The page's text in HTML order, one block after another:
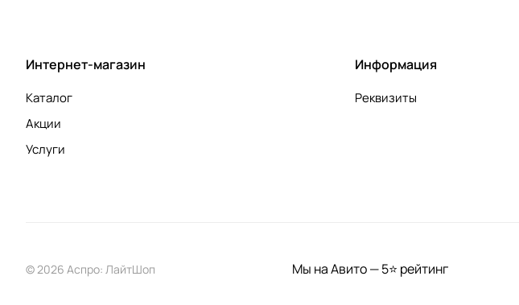
Интернет-магазин
Каталог
Акции
Услуги
Информация
Реквизиты
© 2026 Аспро: ЛайтШоп Мы на Авито — 5⭐ рейтинг